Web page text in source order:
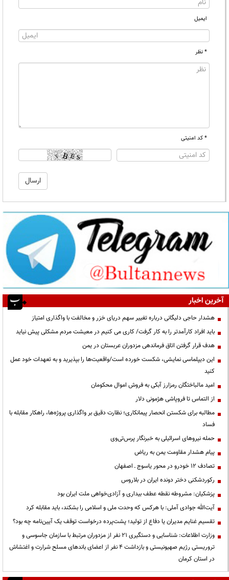
ایمیل
* نظر
* کد امنیتی
آخرین اخبار
هشدار حاجی دلیگانی درباره تغییر سهم دریای خزر و مخالفت با واگذاری امتیاز
باید افراد کارآمدتر را به کار گرفت/ کاری می کنیم در معیشت مردم مشکلی پیش نیاید
هدف قرار گرفتن اتاق‌ فرماندهی مزدوران عربستان در یمن
این دیپلماسی نمایشی، شکست خورده است/واقعیت‌ها را بپذیرید و به تعهدات خود عمل
کنید
امید مالباختگان رمزارز آبکی به فروش اموال محکومان
از التماس تا فروپاشی هژمونی دلار
مطالبه برای شکستن انحصار پیمانکاری؛ نظارت دقیق بر واگذاری پروژه‌ها، راهکار مقابله با
فساد
حمله نیروهای اسرائیلی به خبرنگار پرس‌تی‌وی
پیام هشدار مقاومت یمن به ریاض
تصادف ۱۲ خودرو در محور یاسوج ـ اصفهان
رکوردشکنی دختر دونده ایران در بلاروس
پزشکیان: مشروطه نقطه عطف بیداری و آزادی‌خواهی ملت ایران بود
آیت‌الله جوادی آملی: با هرکس که وحدت ملی و اسلامی را بشکند، باید مقابله کرد
تقسیم غنایم مدیران یا دفاع از تولید؛ پشت‌پرده درخواست توقف یک آیین‌نامه چه بود؟
وزارت اطلاعات: شناسایی و دستگیری ۲۱ نفر از مزدوران مرتبط با سازمان جاسوسی و
تروریستی رژیم صهیونیستی و بازداشت ۴ نفر از اعضای باندهای مسلح شرارت و اغتشاش
در استان کرمان